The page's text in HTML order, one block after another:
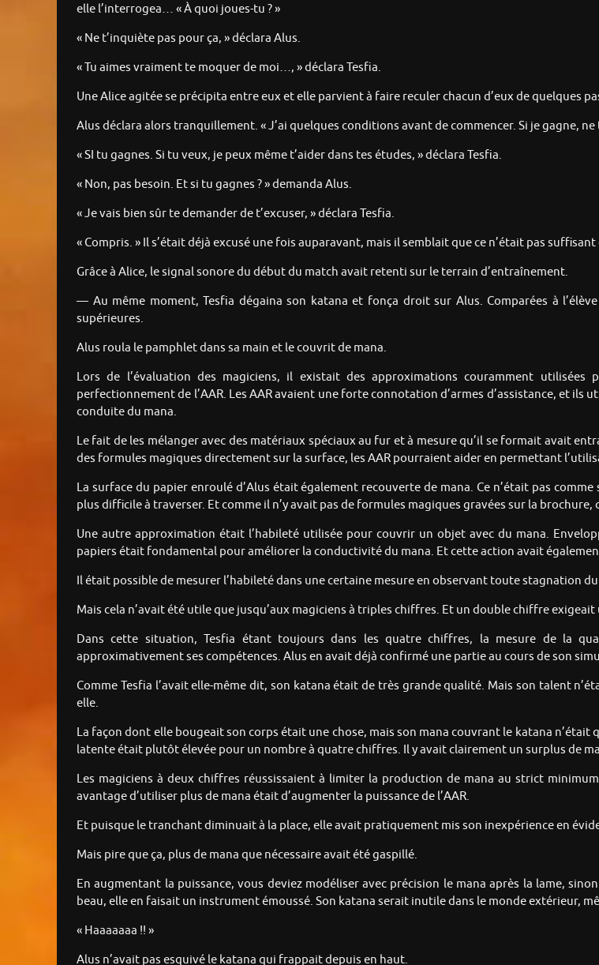
elle l’interrogea… « À quoi joues-tu ? »
« Ne t’inquiète pas pour ça, » déclara Alus.
« Tu aimes vraiment te moquer de moi…, » déclara Tesfia.
Une Alice agitée se précipita entre eux et elle parvient à faire reculer chacun d’eux de quelques
Alus déclara alors tranquillement. « J’ai quelques conditions avant de commencer. Si je gagne,
« SI tu gagnes. Si tu veux, je peux même t’aider dans tes études, » déclara Tesfia.
« Non, pas besoin. Et si tu gagnes ? » demanda Alus.
« Je vais bien sûr te demander de t’excuser, » déclara Tesfia.
« Compris. » Il s’était déjà excusé une fois auparavant, mais il semblait que ce n’était pas
Grâce à Alice, le signal sonore du début du match avait retenti sur le terrain d’entraînement.
— Au même moment, Tesfia dégaina son katana et fonça droit sur Alus. Comparées à
supérieures.
Alus roula le pamphlet dans sa main et le couvrit de mana.
Lors de l’évaluation des magiciens, il existait des approximations couramment
perfectionnement de l’AAR. Les AAR avaient une forte connotation d’armes d’assistance, et
conduite du mana.
Le fait de les mélanger avec des matériaux spéciaux au fur et à mesure qu’il se formait avait
des formules magiques directement sur la surface, les AAR pourraient aider en permettant
La surface du papier enroulé d’Alus était également recouverte de mana. Ce n’était pas
plus difficile à traverser. Et comme il n’y avait pas de formules magiques gravées sur la brochure,
Une autre approximation était l’habileté utilisée pour couvrir un objet avec du mana.
papiers était fondamental pour améliorer la conductivité du mana. Et cette action avait
Il était possible de mesurer l’habileté dans une certaine mesure en observant toute stagnation
Mais cela n’avait été utile que jusqu’aux magiciens à triples chiffres. Et un double chiffre
Dans cette situation, Tesfia étant toujours dans les quatre chiffres, la mesure de la
approximativement ses compétences. Alus en avait déjà confirmé une partie au cours de son
Comme Tesfia l’avait elle-même dit, son katana était de très grande qualité. Mais son talent
elle.
La façon dont elle bougeait son corps était une chose, mais son mana couvrant le katana n’était
latente était plutôt élevée pour un nombre à quatre chiffres. Il y avait clairement un surplus de
Les magiciens à deux chiffres réussissaient à limiter la production de mana au strict
avantage d’utiliser plus de mana était d’augmenter la puissance de l’AAR.
Et puisque le tranchant diminuait à la place, elle avait pratiquement mis son inexpérience en
Mais pire que ça, plus de mana que nécessaire avait été gaspillé.
En augmentant la puissance, vous deviez modéliser avec précision le mana après la lame,
beau, elle en faisait un instrument émoussé. Son katana serait inutile dans le monde extérieur,
« Haaaaaaa !! »
Alus n’avait pas esquivé le katana qui frappait depuis en haut.